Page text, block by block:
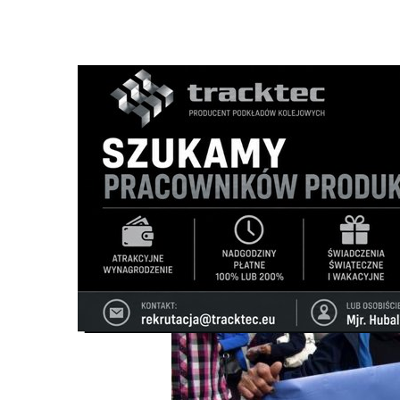
Ścieżka
nawigacyjna
Strona główna Wiadomości /Z życia miasta
Z ŻYCIA MIASTA 08/07/2020/ 13 Komentarzy
Wicemarszałek zachęcała do